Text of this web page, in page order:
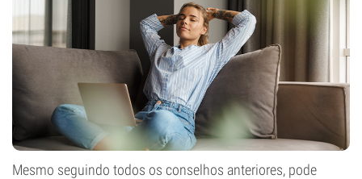
Mesmo seguindo todos os conselhos anteriores, pode